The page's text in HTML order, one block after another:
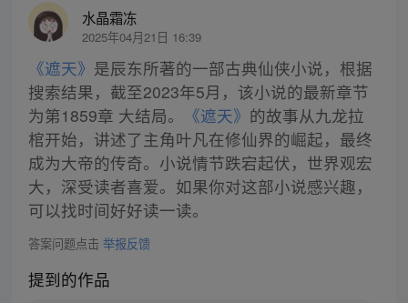
水晶霜冻
2025年04月21日 16:39
《遮天》 是辰东所著的一部古典仙侠小说，根据
搜索结果，截至2023年5月，该小说的最新章节
为第1859章 大结局。
《遮天》 的故事从九龙拉
棺开始，讲述了主角叶凡在修仙界的崛起，最终
成为大帝的传奇。小说情节跌宕起伏，世界观宏
大，深受读者喜爱。如果你对这部小说感兴趣，
可以找时间好好读一读。
答案问题点击 举报反馈
提到的作品